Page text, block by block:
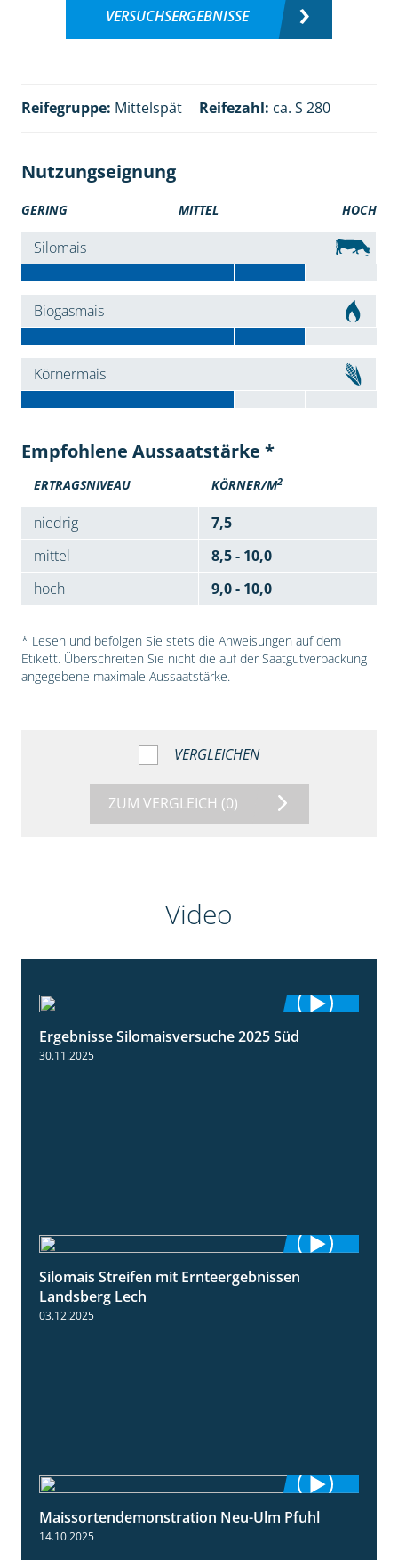
VERSUCHSERGEBNISSE
Reifegruppe: Mittelspät Reifezahl: ca. S 280
Nutzungseignung
GERING MITTEL HOCH
Silomais
Biogasmais
Körnermais
Empfohlene Aussaatstärke *
ERTRAGSNIVEAU KÖRNER/M2
niedrig
7,5
mittel
8,5 - 10,0
hoch
9,0 - 10,0
* Lesen und befolgen Sie stets die Anweisungen auf dem
Etikett. Überschreiten Sie nicht die auf der Saatgutverpackung
angegebene maximale Aussaatstärke.
VERGLEICHEN
ZUM VERGLEICH (0)
Video
Ergebnisse Silomaisversuche 2025 Süd
30.11.2025
11:01
Silomais Streifen mit Ernteergebnissen
Landsberg Lech
03.12.2025
7:10
Maissortendemonstration Neu-Ulm Pfuhl
14.10.2025